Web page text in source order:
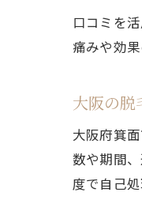
口コミを
痛みや効
大阪の脱
大阪府箕
数や期間
度で自己